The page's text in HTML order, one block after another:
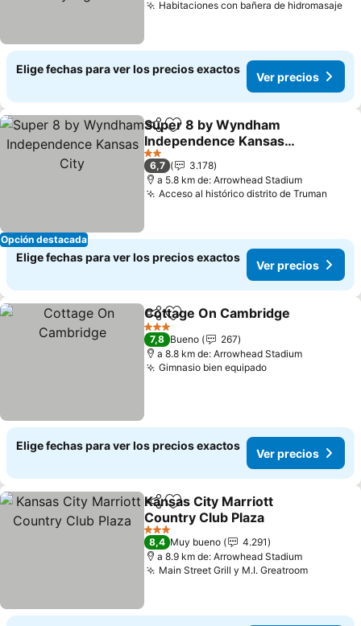
Habitaciones con bañera de hidromasaje
Elige fechas para ver los precios exactos
Ver precios
Opción destacada
CompartirAgregar a favoritos
Super 8 by Wyndham
Independence Kansas
City
Ver precios
2 Estrellas
6,7
3.178
a 5.8 km de: Arrowhead Stadium
Acceso al histórico distrito de Truman
Elige fechas para ver los precios exactos
Ver precios
CompartirAgregar a favoritos
Cottage On Cambridge
3 Estrellas
7,8 Bueno
267
a 8.8 km de: Arrowhead Stadium
Gimnasio bien equipadoVer precios
Elige fechas para ver los precios exactos
Ver precios
CompartirAgregar a favoritos
Kansas City Marriott
Country Club Plaza
Ver precios
3 Estrellas
8,4 Muy bueno
4.291
a 8.9 km de: Arrowhead Stadium
Main Street Grill y M.I. GreatroomVer